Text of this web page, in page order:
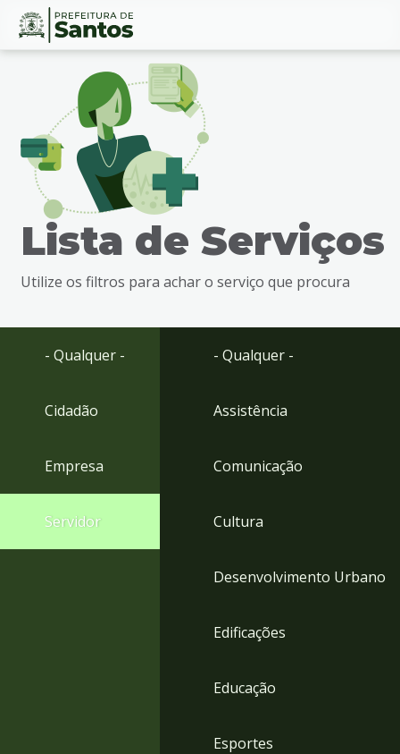
Ir
busca
Ir
Conteúdo
Lista de Serviços
Utilize os filtros para achar o serviço que procura
- Qualquer -
Cidadão
Empresa
Servidor
- Qualquer -
Assistência
Comunicação
Cultura
Desenvolvimento Urbano
Edificações
Educação
Esportes